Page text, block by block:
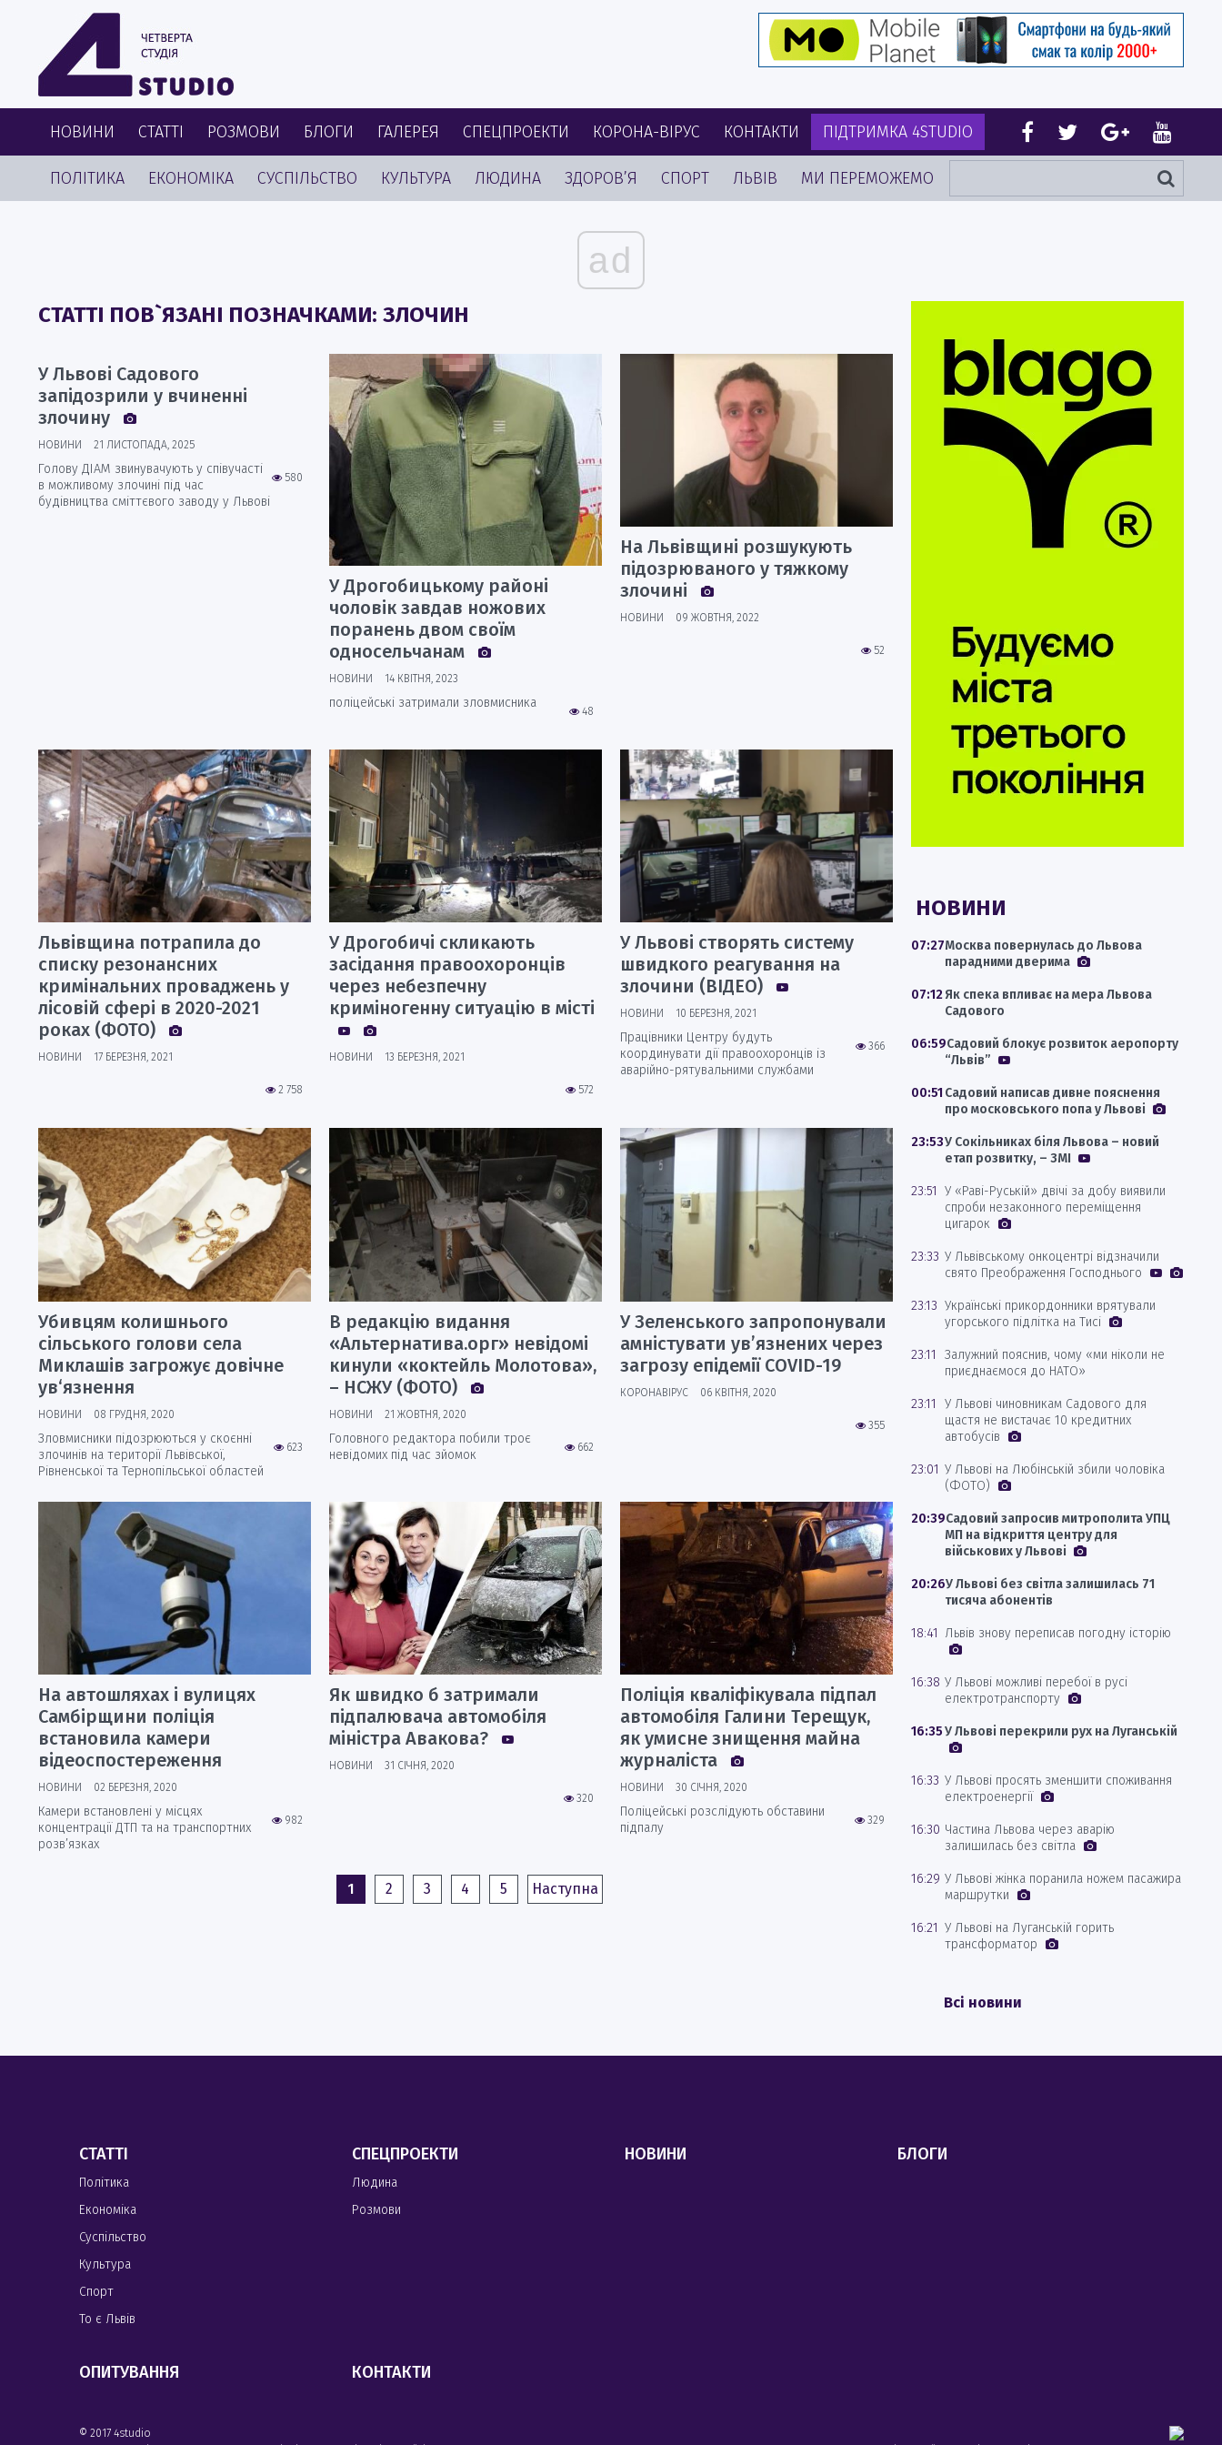
НОВИНИ СТАТТІ РОЗМОВИ БЛОГИ ГАЛЕРЕЯ СПЕЦПРОЕКТИ КОРОНА-ВІРУС КОНТАКТИ ПІДТРИМКА 4STUDIO
ПОЛІТИКА ЕКОНОМІКА СУСПІЛЬСТВО КУЛЬТУРА ЛЮДИНА ЗДОРОВ’Я СПОРТ ЛЬВІВ МИ ПЕРЕМОЖЕМО
ad
СТАТТІ ПОВ`ЯЗАНІ ПОЗНАЧКАМИ: ЗЛОЧИН
У Львові Садового
запідозрили у вчиненні
злочину
НОВИНИ 21 ЛИСТОПАДА, 2025
580
Голову ДІАМ звинувачують у співучасті
в можливому злочині під час
будівництва сміттєвого заводу у Львові
У Дрогобицькому районі
чоловік завдав ножових
поранень двом своїм
односельчанам
НОВИНИ 14 КВІТНЯ, 2023
48
поліцейські затримали зловмисника
На Львівщині розшукують
підозрюваного у тяжкому
злочині
НОВИНИ 09 ЖОВТНЯ, 2022
52
Львівщина потрапила до
списку резонансних
кримінальних проваджень у
лісовій сфері в 2020-2021
роках (ФОТО)
НОВИНИ 17 БЕРЕЗНЯ, 2021
2 758
У Дрогобичі скликають
засідання правоохоронців
через небезпечну
криміногенну ситуацію в місті
НОВИНИ 13 БЕРЕЗНЯ, 2021
572
У Львові створять систему
швидкого реагування на
злочини (ВІДЕО)
НОВИНИ 10 БЕРЕЗНЯ, 2021
366
Працівники Центру будуть
координувати дії правоохоронців із
аварійно-рятувальними службами
Убивцям колишнього
сільського голови села
Миклашів загрожує довічне
ув‘язнення
НОВИНИ 08 ГРУДНЯ, 2020
623
Зловмисники підозрюються у скоєнні
злочинів на території Львівської,
Рівненської та Тернопільської областей
В редакцію видання
«Альтернатива.орг» невідомі
кинули «коктейль Молотова»,
– НСЖУ (ФОТО)
НОВИНИ 21 ЖОВТНЯ, 2020
662
Головного редактора побили троє
невідомих під час зйомок
У Зеленського запропонували
амністувати ув’язнених через
загрозу епідемії COVID-19
КОРОНАВІРУС 06 КВІТНЯ, 2020
355
На автошляхах і вулицях
Самбірщини поліція
встановила камери
відеоспостереження
НОВИНИ 02 БЕРЕЗНЯ, 2020
982
Камери встановлені у місцях
концентрації ДТП та на транспортних
розв’язках
Як швидко б затримали
підпалювача автомобіля
міністра Авакова?
НОВИНИ 31 СІЧНЯ, 2020
320
Поліція кваліфікувала підпал
автомобіля Галини Терещук,
як умисне знищення майна
журналіста
НОВИНИ 30 СІЧНЯ, 2020
329
Поліцейські розслідують обставини
підпалу
1 2 3 4 5 Наступна
НОВИНИ
07:27Москва повернулась до Львова
парадними дверима
07:12Як спека впливає на мера Львова
Садового
06:59Садовий блокує розвиток аеропорту
“Львів”
00:51 Садовий написав дивне пояснення
про московського попа у Львові
23:53У Сокільниках біля Львова – новий
етап розвитку, – ЗМІ
23:51 У «Раві-Руській» двічі за добу виявили
спроби незаконного переміщення
цигарок
23:33 У Львівському онкоцентрі відзначили
свято Преображення Господнього
23:13 Українські прикордонники врятували
угорського підлітка на Тисі
23:11
Залужний пояснив, чому «ми ніколи не
приєднаємося до НАТО»
23:11
У Львові чиновникам Садового для
щастя не вистачає 10 кредитних
автобусів
23:01 У Львові на Любінській збили чоловіка
(ФОТО)
20:39Садовий запросив митрополита УПЦ
МП на відкриття центру для
військових у Львові
20:26У Львові без світла залишилась 71
тисяча абонентів
18:41 Львів знову переписав погодну історію
16:38 У Львові можливі перебої в русі
електротранспорту
16:35У Львові перекрили рух на Луганській
16:33 У Львові просять зменшити споживання
електроенергії
16:30 Частина Львова через аварію
залишилась без світла
16:29 У Львові жінка поранила ножем пасажира
маршрутки
16:21 У Львові на Луганській горить
трансформатор
Всі новини
СТАТТІ
Політика
Економіка
Суспільство
Культура
Спорт
То є Львів
СПЕЦПРОЕКТИ
Людина
Розмови
НОВИНИ БЛОГИ
ОПИТУВАННЯ КОНТАКТИ
© 2017 4studio